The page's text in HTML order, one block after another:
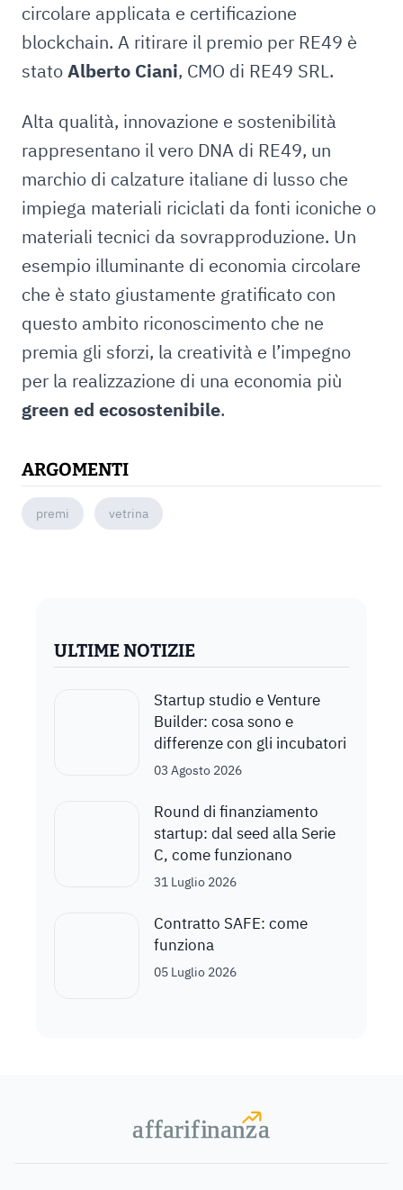
circolare applicata e certificazione
blockchain. A ritirare il premio per RE49 è
statoAlberto Ciani, CMO di RE49 SRL.
Alta qualità, innovazione e sostenibilità
rappresentano il vero DNA di RE49, un
marchio di calzature italiane di lusso che
impiega materiali riciclati da fonti iconiche o
materiali tecnici da sovrapproduzione. Un
esempio illuminante di economia circolare
che è stato giustamente gratificato con
questo ambito riconoscimento che ne
premia gli sforzi, la creatività e l’impegno
per la realizzazione di una economia più
green ed ecosostenibile.
ARGOMENTI
premi vetrina
ULTIME NOTIZIE
Startup studio e Venture
Builder: cosa sono e
differenze con gli incubatori
03 Agosto 2026
Round di finanziamento
startup: dal seed alla Serie
C, come funzionano
31 Luglio 2026
Contratto SAFE: come
funziona
05 Luglio 2026
affarifinanza
affarifinanza